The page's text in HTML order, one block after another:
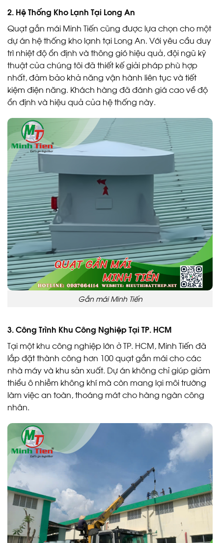
2. Hệ Thống Kho Lạnh Tại Long An
Quạt gắn mái Minh Tiến cũng được lựa chọn cho một
dự án hệ thống kho lạnh tại Long An. Với yêu cầu duy
trì nhiệt độ ổn định và thông gió hiệu quả, đội ngũ kỹ
thuật của chúng tôi đã thiết kế giải pháp phù hợp
nhất, đảm bảo khả năng vận hành liên tục và tiết
kiệm điện năng. Khách hàng đã đánh giá cao về độ
ổn định và hiệu quả của hệ thống này.
Gắn mái Minh Tiến
3.Công Trình Khu Công Nghiệp Tại TP. HCM
Tại một khu công nghiệp lớn ở TP. HCM, Minh Tiến đã
lắp đặt thành công hơn 100 quạt gắn mái cho các
nhà máy và khu sản xuất. Dự án không chỉ giúp giảm
thiểu ô nhiễm không khí mà còn mang lại môi trường
làm việc an toàn, thoáng mát cho hàng ngàn công
nhân.